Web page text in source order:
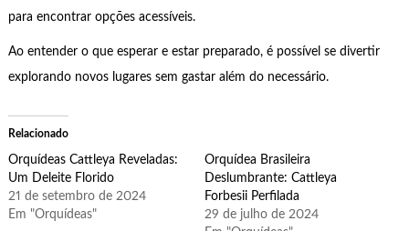
para encontrar opções acessíveis.
Ao entender o que esperar e estar preparado, é possível se divertir
explorando novos lugares sem gastar além do necessário.
Relacionado
Orquídeas Cattleya Reveladas:
Um Deleite Florido
21 de setembro de 2024
Em "Orquídeas"
Orquídea Brasileira
Deslumbrante: Cattleya
Forbesii Perfilada
29 de julho de 2024